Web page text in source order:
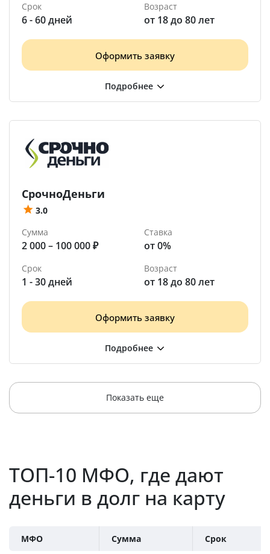
Срок
6 - 60 дней
Возраст
от 18 до 80 лет
Оформить заявку
СрочноДеньги
3.0
Сумма
2 000 – 100 000 ₽
Ставка
от 0%
Срок
1 - 30 дней
Возраст
от 18 до 80 лет
Оформить заявку
Показать еще
ТОП-10 МФО, где дают
деньги в долг на карту
МФО Сумма Срок